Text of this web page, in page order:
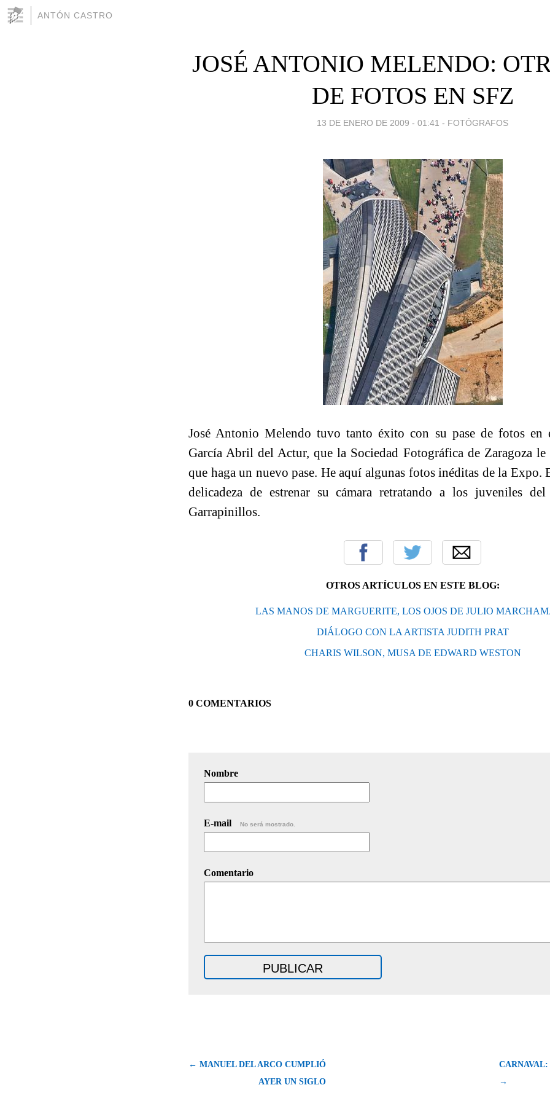
ANTÓN CASTRO
JOSÉ ANTONIO MELENDO:
DE FOTOS EN SFZ
13 DE ENERO DE 2009 - 01:41 - FOTÓGRAFOS
José Antonio Melendo tuvo tanto éxito con su pase de fotos en
García Abril del Actur, que la Sociedad Fotográfica de Zaragoza
que haga un nuevo pase. He aquí algunas fotos inéditas de la Expo.
delicadeza de estrenar su cámara retratando a los juveniles
Garrapinillos.
OTROS ARTÍCULOS EN ESTE BLOG:
LAS MANOS DE MARGUERITE, LOS OJOS DE JULIO
DIÁLOGO CON LA ARTISTA JUDITH PRAT
CHARIS WILSON, MUSA DE EDWARD WESTON
0 COMENTARIOS
Nombre
E-mail No será mostrado.
Comentario
← MANUEL DEL ARCO CUMPLIÓ
AYER UN SIGLO
→